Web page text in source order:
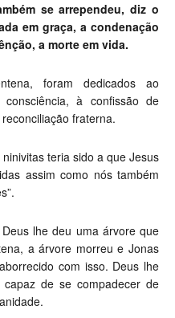
se arrependeu, diz o
em graça, a condenação
a morte em vida.
foram dedicados ao
à confissão de
fraterna.
teria sido a que Jesus
assim como nós também
lhe deu uma árvore que
a árvore morreu e Jonas
com isso. Deus lhe
de se compadecer de